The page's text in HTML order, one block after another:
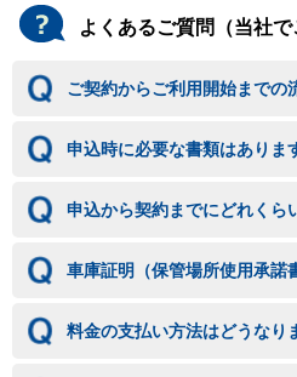
よくあるご質問（当社
ご契約からご利用開始までの
申込時に必要な書類はありま
申込から契約までにどれくら
車庫証明（保管場所使用承諾
料金の支払い方法はどうなり